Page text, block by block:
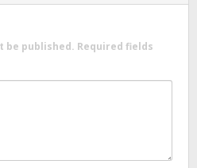
be published. Required fields